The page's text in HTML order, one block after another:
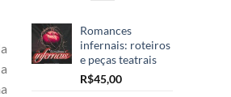
Romances
infernais: roteiros
e peças teatrais
R$45,00